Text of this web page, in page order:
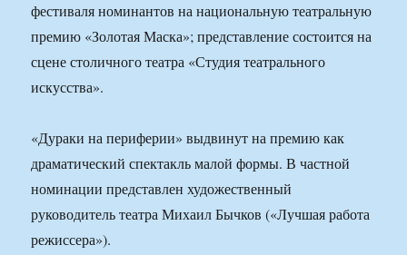
фестиваля номинантов на национальную театральную
премию «Золотая Маска»; представление состоится на
сцене столичного театра «Студия театрального
искусства».
«Дураки на периферии» выдвинут на премию как
драматический спектакль малой формы. В частной
номинации представлен художественный
руководитель театра Михаил Бычков («Лучшая работа
режиссера»).